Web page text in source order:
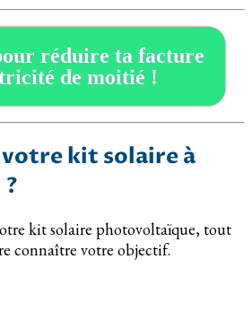
réduire ta facture
de moitié !
kit solaire à
kit solaire photovoltaïque, tout
connaître votre objectif.